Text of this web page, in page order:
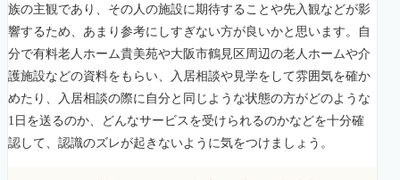
族の主観であり、その人の施設に期待することや先入観などが影
響するため、あまり参考にしすぎない方が良いかと思います。自
分で有料老人ホーム貴美苑や大阪市鶴見区周辺の老人ホームや介
護施設などの資料をもらい、入居相談や見学をして雰囲気を確か
めたり、入居相談の際に自分と同じような状態の方がどのような
1日を送るのか、どんなサービスを受けられるのかなどを十分確
認して、認識のズレが起きないように気をつけましょう。